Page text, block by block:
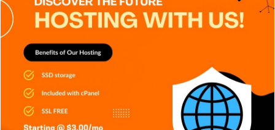
APPS DISPOSITIVOS
SERIES
TECH TECNOLOGÍA
Shadow IT: El riesgo silencioso que
muchas empresas no detectan
Carlos Conde